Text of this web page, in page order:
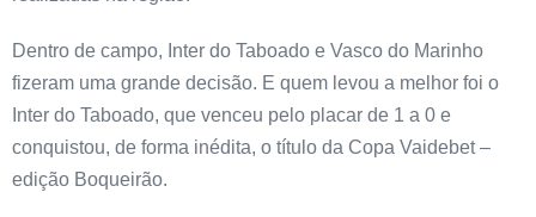
Dentro de campo, Inter do Taboado e Vasco do Marinho
fizeram uma grande decisão. E quem levou a melhor foi o
Inter do Taboado, que venceu pelo placar de 1 a 0 e
conquistou, de forma inédita, o título da Copa Vaidebet –
edição Boqueirão.